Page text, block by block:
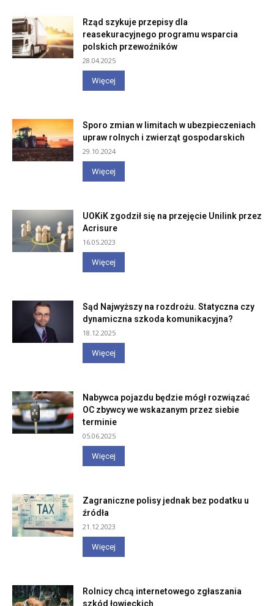
Rząd szykuje przepisy dla
reasekuracyjnego programu wsparcia
polskich przewoźników
28.04.2025
Więcej
Sporo zmian w limitach w ubezpieczeniach
upraw rolnych i zwierząt gospodarskich
29.10.2024
Więcej
UOKiK zgodził się na przejęcie Unilink przez
Acrisure
16.05.2023
Więcej
Sąd Najwyższy na rozdrożu. Statyczna czy
dynamiczna szkoda komunikacyjna?
18.12.2025
Więcej
Nabywca pojazdu będzie mógł rozwiązać
OC zbywcy we wskazanym przez siebie
terminie
05.06.2025
Więcej
Zagraniczne polisy jednak bez podatku u
źródła
21.12.2023
Więcej
Rolnicy chcą internetowego zgłaszania
szkód łowieckich